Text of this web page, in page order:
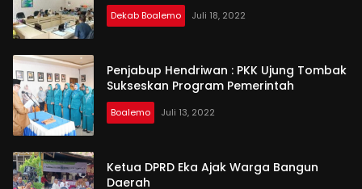
Dekab Boalemo Juli 18, 2022
Penjabup Hendriwan : PKK Ujung Tombak
Sukseskan Program Pemerintah
Boalemo Juli 13, 2022
Ketua DPRD Eka Ajak Warga Bangun
Daerah